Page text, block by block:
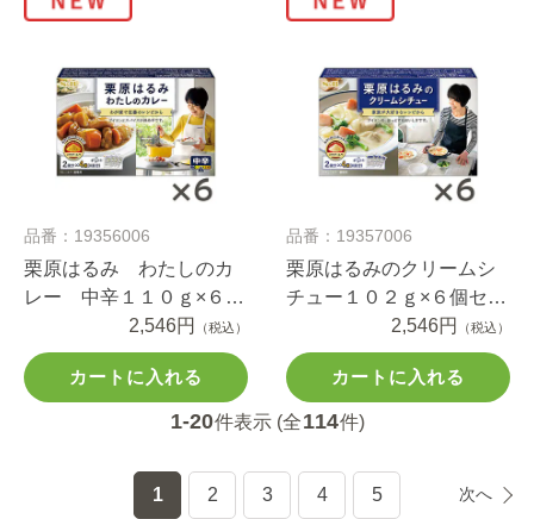
品番：19356006
栗原はるみ わたしのカ
レー 中辛１１０ｇ×６個
2,546円 （税込）
カートに入れる
品番：19357006
栗原はるみのクリームシ
チュー１０２ｇ×６個セッ
2,546円 （税込）
カートに入れる
1-20件表示 (全114件)
1 2 3 4 5 次へ